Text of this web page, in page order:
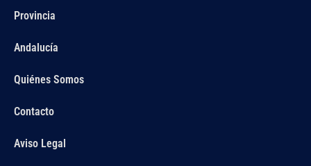
Provincia
Andalucía
Quiénes Somos
Contacto
Aviso Legal